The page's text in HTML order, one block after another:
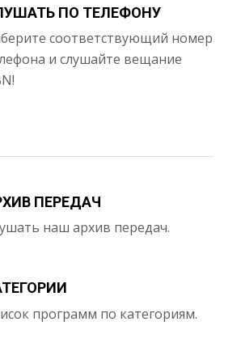
ПО ТЕЛЕФОНУ
соответствующий номер
и слушайте вещание
ПЕРЕДАЧ
наш архив передач.
программ по категориям.